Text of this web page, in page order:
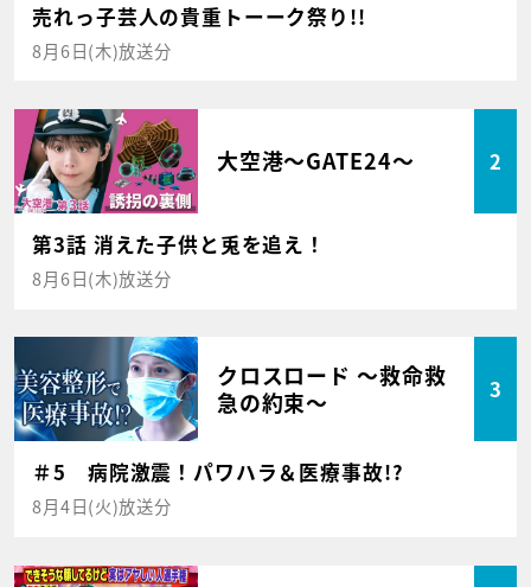
売れっ子芸人の貴重トーーク祭り!!
8月6日(木)放送分
大空港～GATE24～ 2
第3話 消えた子供と兎を追え！
8月6日(木)放送分
クロスロード ～救命救
急の約束～
3
＃5 病院激震！パワハラ＆医療事故!?
8月4日(火)放送分